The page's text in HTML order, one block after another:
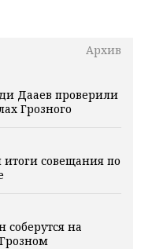
Архив
Дааев проверили
Грозного
совещания по
соберутся на